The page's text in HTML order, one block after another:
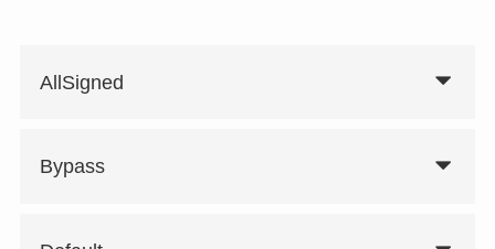
AllSigned
Bypass